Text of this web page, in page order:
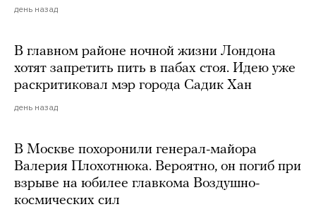
день назад
В главном районе ночной жизни Лондона
хотят запретить пить в пабах стоя. Идею уже
раскритиковал мэр города Садик Хан
день назад
В Москве похоронили генерал-майора
Валерия Плохотнюка. Вероятно, он погиб при
взрыве на юбилее главкома Воздушно-
космических сил